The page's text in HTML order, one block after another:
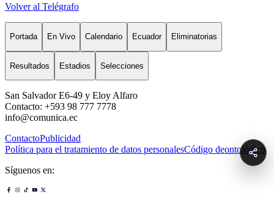
Volver al Telégrafo
Portada En Vivo Calendario Ecuador Eliminatorias
Resultados Estadios Selecciones
San Salvador E6-49 y Eloy Alfaro
Contacto: +593 98 777 7778
info@comunica.ec
ContactoPublicidad
Política para el tratamiento de datos personalesCódigo deontológico
Síguenos en: